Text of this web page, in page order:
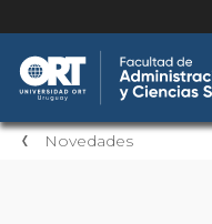
Novedades